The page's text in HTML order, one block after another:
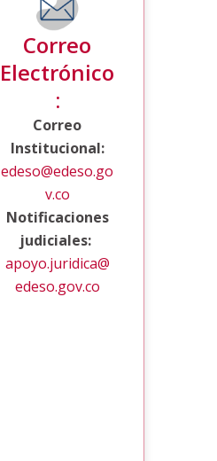
Correo
Electrónico
:
Correo
Institucional:
edeso@edeso.go
v.co
Notificaciones
judiciales:
apoyo.juridica@
edeso.gov.co